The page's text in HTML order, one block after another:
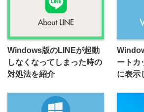
Windows版のLINEが起動
しなくなってしまった時の
対処法を紹介
ートカ
に表示